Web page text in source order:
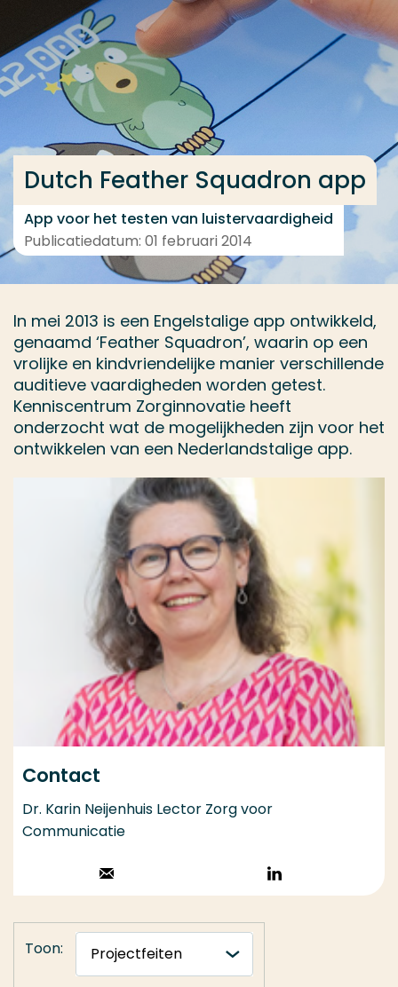
Ga direct naar de content
... > Projectfeiten
Dutch Feather Squadron app
App voor het testen van luistervaardigheid
Publicatiedatum: 01 februari 2014
In mei 2013 is een Engelstalige app ontwikkeld,
genaamd ‘Feather Squadron’, waarin op een
vrolijke en kindvriendelijke manier verschillende
auditieve vaardigheden worden getest.
Kenniscentrum Zorginnovatie heeft
onderzocht wat de mogelijkheden zijn voor het
ontwikkelen van een Nederlandstalige app.
Contact
Dr. Karin Neijenhuis Lector Zorg voor
Communicatie
Stuur een email
Volg op
LinkedIn
Toon:
Veel gezocht
Opleiding
Contact